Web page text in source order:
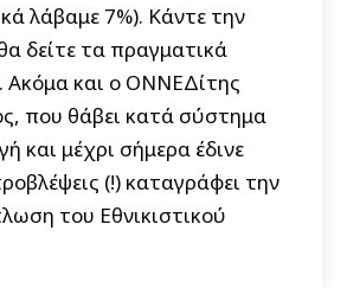
λάβαμε 7%). Κάντε την
δείτε τα πραγματικά
και o ΟΝΝΕΔίτης
που θάβει κατά σύστημα
και μέχρι σήμερα έδινε
(!) καταγράφει την
του Εθνικιστικού